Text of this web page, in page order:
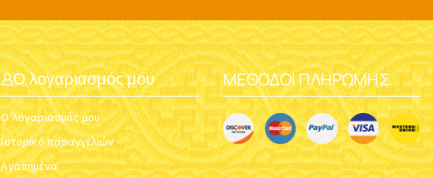
Ο λογαριασμός μου
Ο λογαριασμός μου
Ιστορικό παραγγελιών
Αγαπημένα
ΜΈΘΟΔΟΙ ΠΛΗΡΩΜΉΣ